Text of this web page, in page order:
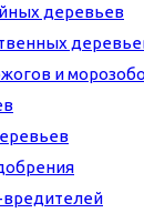
деревьев
и